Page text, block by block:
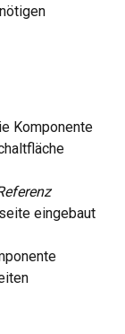
Komponente
eingebaut